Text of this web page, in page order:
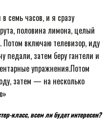
семь часов, и я сразу
половина лимона, целый
Потом включаю телевизор, иду
педали, затем беру гантели и
упражнения.Потом
затем — на несколько
класс, всем ли будет интересен?